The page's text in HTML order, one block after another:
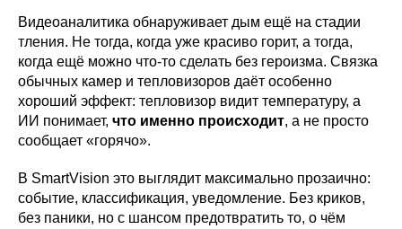
Видеоаналитика обнаруживает дым ещё на стадии
тления. Не тогда, когда уже красиво горит, а тогда,
когда ещё можно что-то сделать без героизма. Связка
обычных камер и тепловизоров даёт особенно
хороший эффект: тепловизор видит температуру, а
ИИ понимает, что именно происходит, а не просто
сообщает «горячо».
В SmartVision это выглядит максимально прозаично:
событие, классификация, уведомление. Без криков,
без паники, но с шансом предотвратить то, о чём